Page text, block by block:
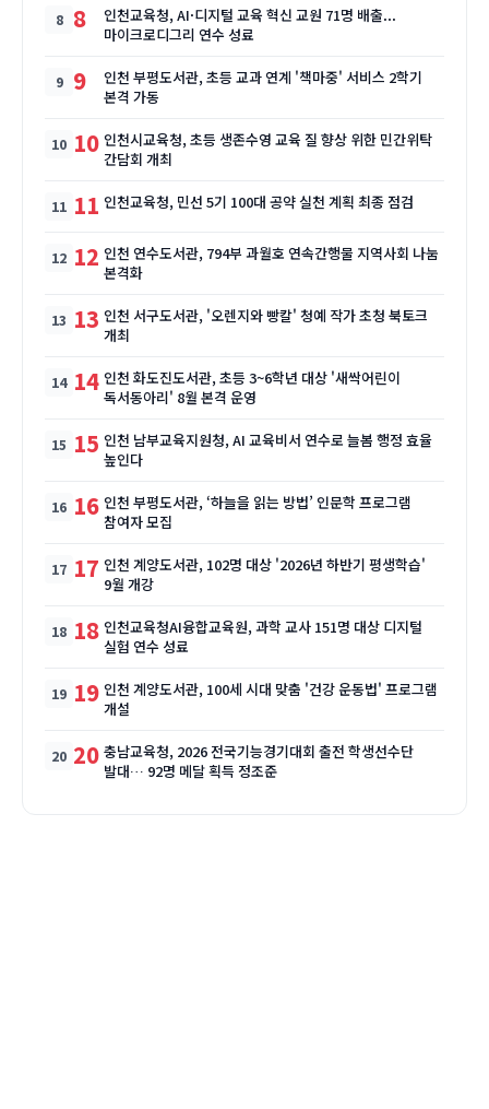
8
인천교육청, AI·디지털 교육 혁신 교원 71명 배출...
마이크로디그리 연수 성료
9
인천 부평도서관, 초등 교과 연계 '책마중' 서비스 2학기
본격 가동
10 인천시교육청, 초등 생존수영 교육 질 향상 위한 민간위탁
간담회 개최
11 인천교육청, 민선 5기 100대 공약 실천 계획 최종 점검
12 인천 연수도서관, 794부 과월호 연속간행물 지역사회 나눔
본격화
13 인천 서구도서관, '오렌지와 빵칼' 청예 작가 초청 북토크
개최
14 인천 화도진도서관, 초등 3~6학년 대상 '새싹어린이
독서동아리' 8월 본격 운영
15 인천 남부교육지원청, AI 교육비서 연수로 늘봄 행정 효율
높인다
16 인천 부평도서관, ‘하늘을 읽는 방법’ 인문학 프로그램
참여자 모집
17 인천 계양도서관, 102명 대상 '2026년 하반기 평생학습'
9월 개강
18 인천교육청AI융합교육원, 과학 교사 151명 대상 디지털
실험 연수 성료
19 인천 계양도서관, 100세 시대 맞춤 '건강 운동법' 프로그램
개설
20 충남교육청, 2026 전국기능경기대회 출전 학생선수단
발대… 92명 메달 획득 정조준